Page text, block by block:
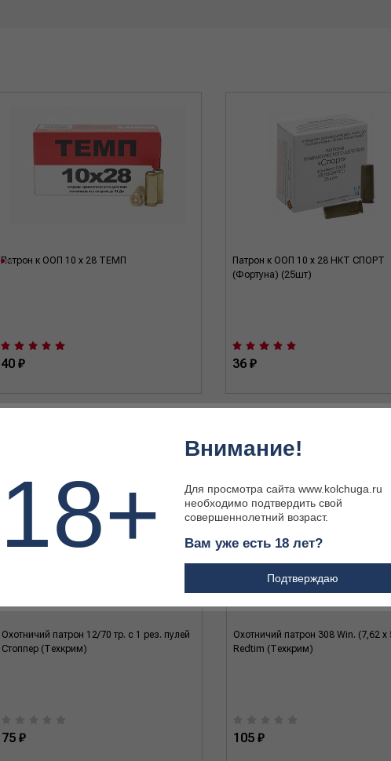
Патрон к ООП 10 x 28 ТЕМП
40 ₽
Патрон к ООП 10 x 28 НКТ СПОРТ
(Фортуна) (25шт)
36 ₽
Охотничий патрон 12/70 тр. с 1 рез. пулей
Стоппер (Техкрим)
75 ₽
Охотничий патрон 308 Win. (7,62 x
Redtim (Техкрим)
105 ₽
18+
Внимание!
Для просмотра сайта www.kolchuga.ru
необходимо подтвердить свой
совершеннолетний возраст.
Вам уже есть 18 лет?
Подтверждаю